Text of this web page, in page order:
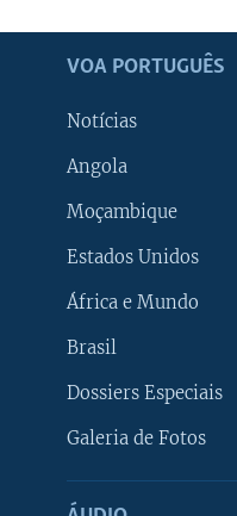
VOA PORTUGUÊS
Notícias
Angola
Moçambique
Estados Unidos
África e Mundo
Brasil
Dossiers Especiais
Galeria de Fotos